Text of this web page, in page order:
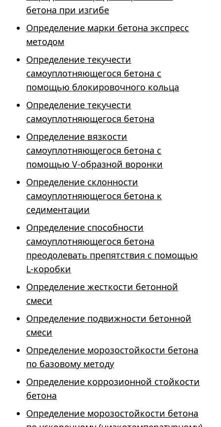
бетона при изгибе
Определение марки бетона экспресс
методом
Определение текучести
самоуплотняющегося бетона с
помощью блокировочного кольца
Определение текучести
самоуплотняющегося бетона
Определение вязкости
самоуплотняющегося бетона с
помощью V-образной воронки
Определение склонности
самоуплотняющегося бетона к
седиментации
Определение способности
самоуплотняющегося бетона
преодолевать препятствия с помощью
L-коробки
Определение жесткости бетонной
смеси
Определение подвижности бетонной
смеси
Определение морозостойкости бетона
по базовому методу
Определение коррозионной стойкости
бетона
Определение морозостойкости бетона